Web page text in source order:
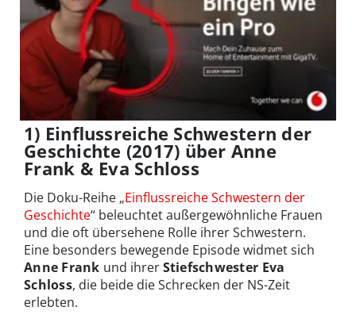
1) Einflussreiche Schwestern der
Geschichte (2017) über Anne
Frank & Eva Schloss
Die Doku-Reihe „Einflussreiche Schwestern der
Geschichte“ beleuchtet außergewöhnliche Frauen
und die oft übersehene Rolle ihrer Schwestern.
Eine besonders bewegende Episode widmet sich
Anne Frank und ihrerStiefschwester Eva
Schloss, die beide die Schrecken der NS-Zeit
erlebten.